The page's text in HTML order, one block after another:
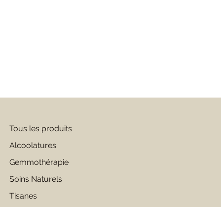
Tous les produits
Alcoolatures
Gemmothérapie
Soins Naturels
Tisanes